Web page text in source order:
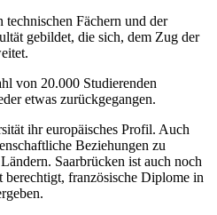
Fächern und der
gebildet, die sich, dem Zug der
von 20.000 Studierenden
etwas zurückgegangen.
ihr europäisches Profil. Auch
Beziehungen zu
Saarbrücken ist auch noch
berechtigt, französische Diplome in